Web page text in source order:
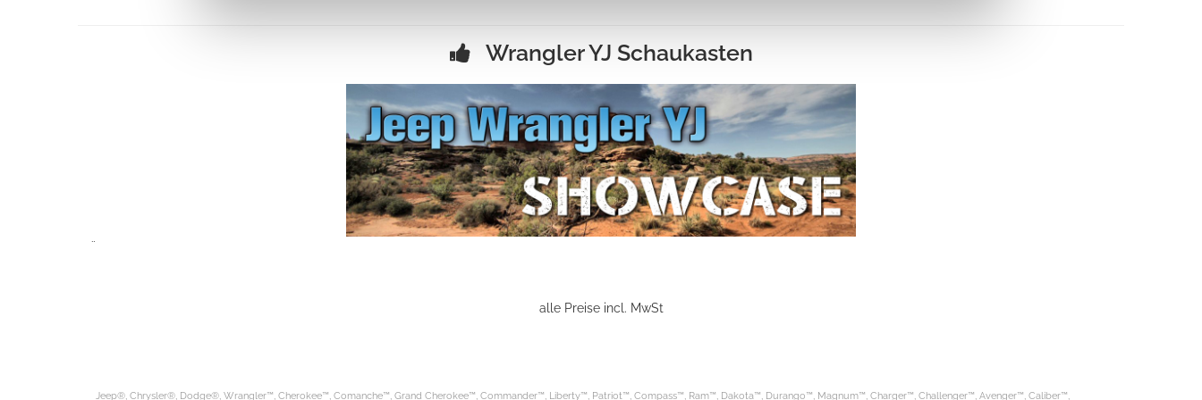
Wrangler YJ Schaukasten
¨
alle Preise incl. MwSt
Jeep®, Chrysler®, Dodge®, Wrangler™, Cherokee™, Comanche™, Grand Cherokee™, Commander™, Liberty™, Patriot™, Compass™, Ram™, Dakota™, Durango™, Magnum™, Charger™, Challenger™, Avenger™, Caliber™,